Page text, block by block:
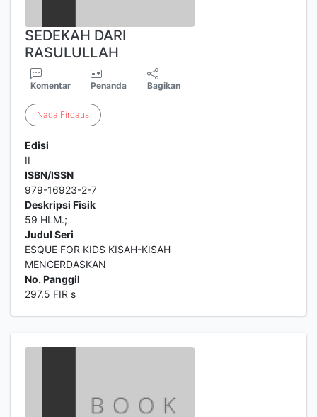
SEDEKAH DARI
RASULULLAH
Komentar Penanda Bagikan
Nada Firdaus
Edisi
II
ISBN/ISSN
979-16923-2-7
Deskripsi Fisik
59 HLM.;
Judul Seri
ESQUE FOR KIDS KISAH-KISAH
MENCERDASKAN
No. Panggil
297.5 FIR s